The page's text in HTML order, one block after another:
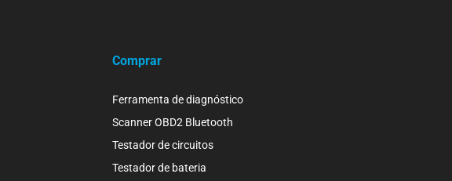
Comprar
Ferramenta de diagnóstico
Scanner OBD2 Bluetooth
Testador de circuitos
Testador de bateria